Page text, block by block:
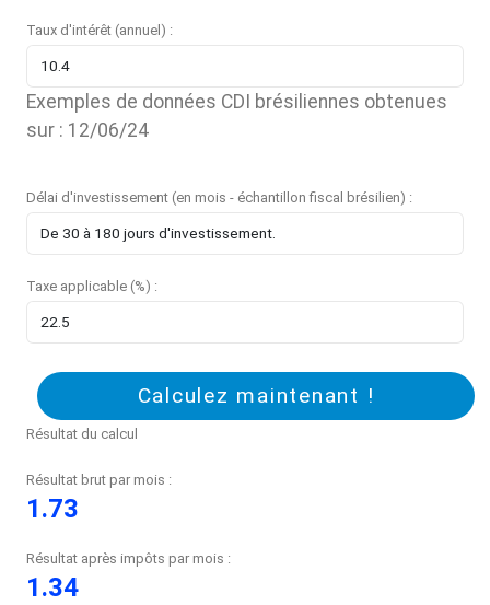
Taux d'intérêt (annuel) :
Exemples de données CDI brésiliennes obtenues
sur : 12/06/24
Délai d'investissement (en mois - échantillon fiscal brésilien) :
Taxe applicable (%) :
Calculez maintenant !
Résultat du calcul
Résultat brut par mois :
1.73
Résultat après impôts par mois :
1.34